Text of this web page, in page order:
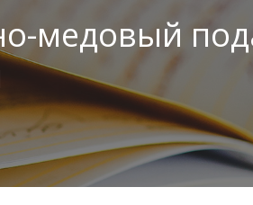
медовый